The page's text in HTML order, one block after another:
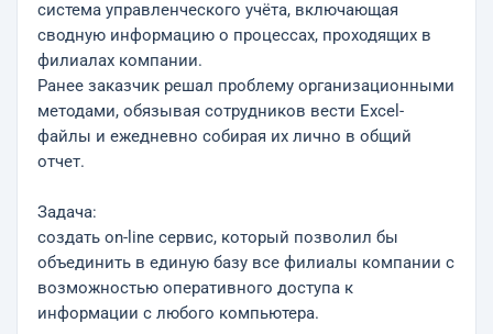
система управленческого учёта, включающая
сводную информацию о процессах, проходящих в
филиалах компании.
Ранее заказчик решал проблему организационными
методами, обязывая сотрудников вести Excel-
файлы и ежедневно собирая их лично в общий
отчет.
Задача:
создать on-line сервис, который позволил бы
объединить в единую базу все филиалы компании с
возможностью оперативного доступа к
информации с любого компьютера.